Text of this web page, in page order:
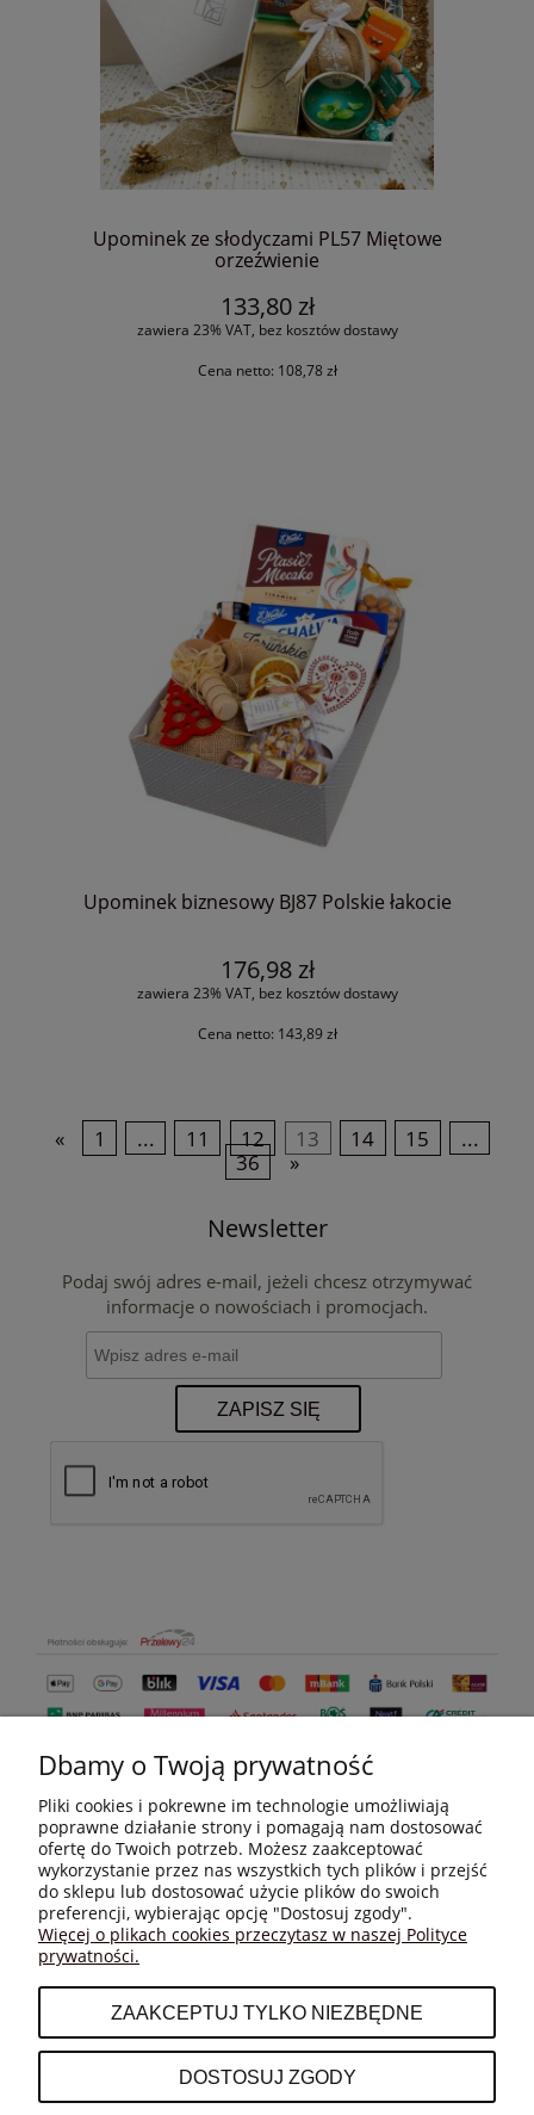
Upominek ze słodyczami PL57 Miętowe
orzeźwienie
133,80 zł
zawiera 23% VAT, bez kosztów dostawy
Cena netto: 108,78 zł
Upominek biznesowy BJ87 Polskie łakocie
176,98 zł
zawiera 23% VAT, bez kosztów dostawy
Cena netto: 143,89 zł
« 1 ... 11 12 13 14 15
...
36
»
Newsletter
Podaj swój adres e-mail, jeżeli chcesz otrzymywać
informacje o nowościach i promocjach.
ZAPISZ SIĘ
MOJE KONTO
INFORMACJE
Dbamy o Twoją prywatność
Pliki cookies i pokrewne im technologie umożliwiają
poprawne działanie strony i pomagają nam dostosować
ofertę do Twoich potrzeb. Możesz zaakceptować
wykorzystanie przez nas wszystkich tych plików i przejść
do sklepu lub dostosować użycie plików do swoich
preferencji, wybierając opcję "Dostosuj zgody".
Więcej o plikach cookies przeczytasz w naszej Polityce
prywatności.
ZAAKCEPTUJ TYLKO NIEZBĘDNE
DOSTOSUJ ZGODY